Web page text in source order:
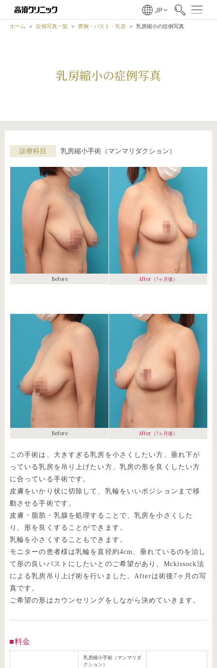
ホーム 症例写真一覧 豊胸・バスト・乳首 乳房縮小の症例写真
乳房縮小の症例写真
診療科目 乳房縮小手術（マンマリダクション）
Before After （7ヶ月後）
Before After （7ヶ月後）
この手術は、大きすぎる乳房を小さくしたい方、垂れ下が
っている乳房を吊り上げたい方、乳房の形を良くしたい方
に合っている手術です。
皮膚をいかり状に切除して、乳輪をいいポジションまで移
動させる手術です。
皮膚・脂肪・乳腺を処理することで、乳房を小さくした
り、形を良くすることができます。
乳輪を小さくすることもできます。
モニターの患者様は乳輪を直径約4cm、垂れているのを治し
て形の良いバストにしたいとのご希望があり、Mckissock法
による乳房吊り上げ術を行いました。Afterは術後7ヶ月の写
真です。
ご希望の形はカウンセリングをしながら決めていきます。
料金
乳房縮小手術（マンマリダ
クション）